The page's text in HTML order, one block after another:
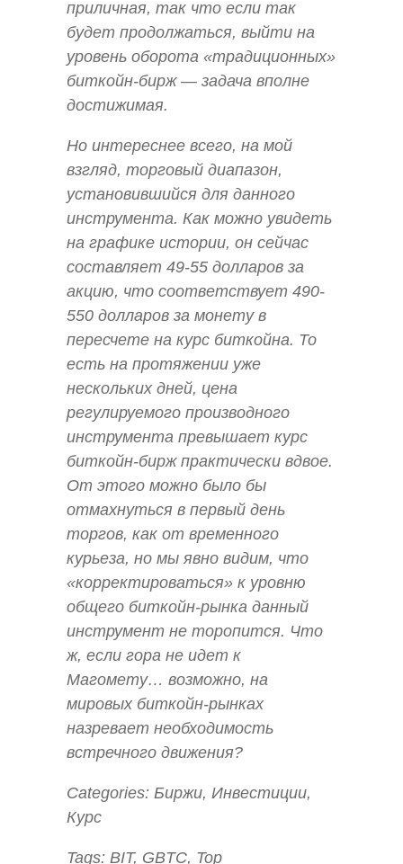
приличная, так что если так
будет продолжаться, выйти на
уровень оборота «традиционных»
биткойн-бирж — задача вполне
достижимая.
Но интереснее всего, на мой
взгляд, торговый диапазон,
установившийся для данного
инструмента. Как можно увидеть
на графике истории, он сейчас
составляет 49-55 долларов за
акцию, что соответствует 490-
550 долларов за монету в
пересчете на курс биткойна. То
есть на протяжении уже
нескольких дней, цена
регулируемого производного
инструмента превышает курс
биткойн-бирж практически вдвое.
От этого можно было бы
отмахнуться в первый день
торгов, как от временного
курьеза, но мы явно видим, что
«корректироваться» к уровню
общего биткойн-рынка данный
инструмент не торопится. Что
ж, если гора не идет к
Магомету… возможно, на
мировых биткойн-рынках
назревает необходимость
встречного движения?
Categories: Биржи, Инвестиции,
Курс
Tags: BIT, GBTC, Top